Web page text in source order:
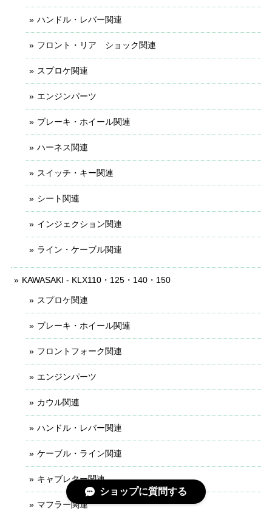
ハンドル・レバー関連
フロント・リア ショック関連
スプロケ関連
エンジンパーツ
ブレーキ・ホイール関連
ハーネス関連
スイッチ・キー関連
シート関連
インジェクション関連
ライン・ケーブル関連
KAWASAKI - KLX110・125・140・150
スプロケ関連
ブレーキ・ホイール関連
フロントフォーク関連
エンジンパーツ
カウル関連
ハンドル・レバー関連
ケーブル・ライン関連
キャブレター関連
マフラー関連
ショップに質問する